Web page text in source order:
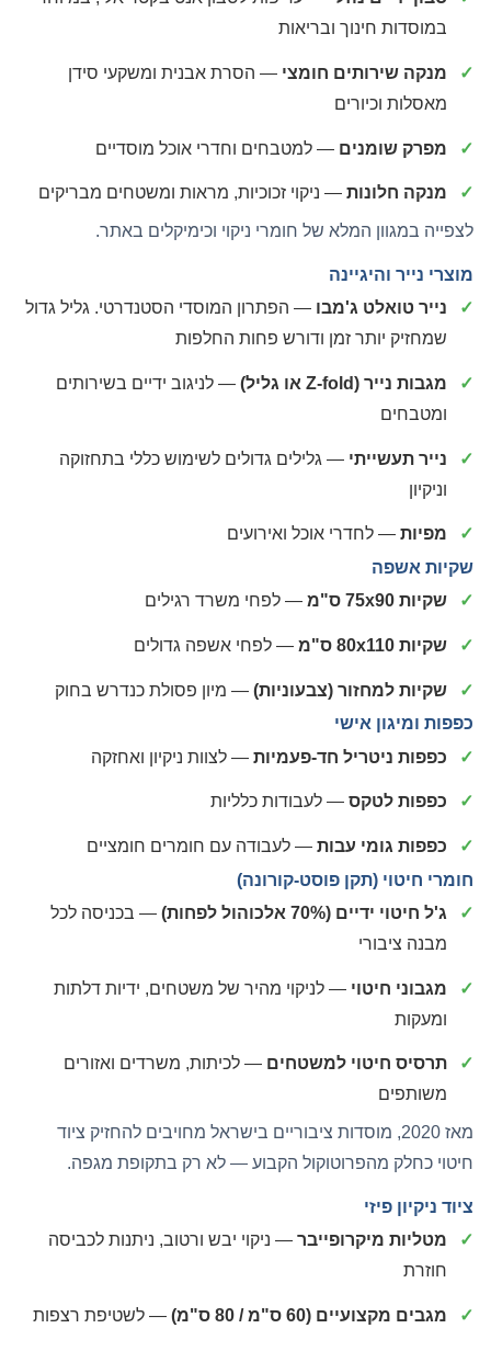
במוסדות חינוך ובריאות
מנקה שירותים חומצי — הסרת אבנית ומשקעי סידן
מאסלות וכיורים
מפרק שומנים — למטבחים וחדרי אוכל מוסדיים
מנקה חלונות — ניקוי זכוכיות, מראות ומשטחים מבריקים
לצפייה במגוון המלא של חומרי ניקוי וכימיקלים באתר.
מוצרי נייר והיגיינה
נייר טואלט ג'מבו — הפתרון המוסדי הסטנדרטי. גליל גדול
שמחזיק יותר זמן ודורש פחות החלפות
מגבות נייר (Z-fold או גליל)
— לניגוב ידיים בשירותים
ומטבחים
נייר תעשייתי — גלילים גדולים לשימוש כללי בתחזוקה
וניקיון
מפיות — לחדרי אוכל ואירועים
שקיות אשפה
שקיות 75x90 ס"מ
— לפחי משרד רגילים
שקיות 80x110 ס"מ — לפחי אשפה גדולים
שקיות למחזור (צבעוניות) — מיון פסולת כנדרש בחוק
כפפות ומיגון אישי
כפפות ניטריל חד-פעמיות — לצוות ניקיון ואחזקה
כפפות לטקס — לעבודות כלליות
כפפות גומי עבות — לעבודה עם חומרים חומציים
חומרי חיטוי (תקן פוסט-קורונה)
ג'ל חיטוי ידיים (70% אלכוהול לפחות)
— בכניסה לכל
מבנה ציבורי
מגבוני חיטוי — לניקוי מהיר של משטחים, ידיות דלתות
ומעקות
תרסיס חיטוי למשטחים — לכיתות, משרדים ואזורים
משותפים
מאז 2020, מוסדות ציבוריים בישראל מחויבים להחזיק ציוד
חיטוי כחלק מהפרוטוקול הקבוע — לא רק בתקופת מגפה.
ציוד ניקיון פיזי
מטליות מיקרופייבר — ניקוי יבש ורטוב, ניתנות לכביסה
חוזרת
מגבים מקצועיים (60 ס"מ / 80 ס"מ) — לשטיפת רצפות